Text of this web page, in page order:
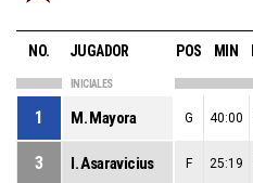
NO. JUGADOR POS MIN
INICIALES
1 M. Mayora G 40:00
3 I. Asaravicius F 25:19